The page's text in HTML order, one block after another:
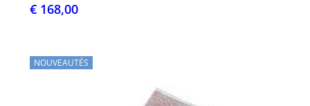
€ 168,00
NOUVEAUTÉS